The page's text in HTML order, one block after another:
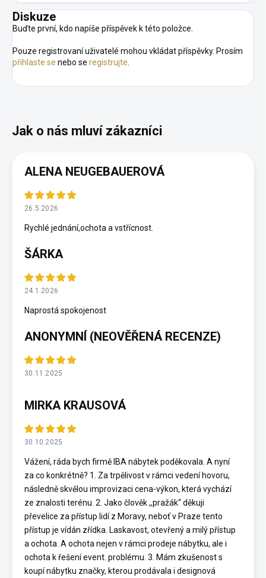
Diskuze
Buďte první, kdo napíše příspěvek k této položce.
Pouze registrovaní uživatelé mohou vkládat příspěvky. Prosím
přihlaste se nebo se registrujte.
ALENA NEUGEBAUEROVÁ
26.5.2026
Rychlé jednání,ochota a vstřícnost.
ŠÁRKA
24.1.2026
Naprostá spokojenost
ANONYMNÍ (NEOVĚŘENÁ RECENZE)
30.11.2025
MIRKA KRAUSOVÁ
30.10.2025
Vážení, ráda bych firmě IBA nábytek poděkovala. A nyní
za co konkrétně? 1. Za trpělivost v rámci vedení hovoru,
následně skvělou improvizaci cena-výkon, která vychází
ze znalosti terénu. 2. Jako člověk ,,pražák“ děkuji
převelice za přístup lidí z Moravy, neboť v Praze tento
přístup je vídán zřídka. Laskavost, otevřený a milý přístup
a ochota. A ochota nejen v rámci prodeje nábytku, ale i
ochota k řešení event. problému. 3. Mám zkušenost s
koupí nábytku značky, kterou prodávala i designová